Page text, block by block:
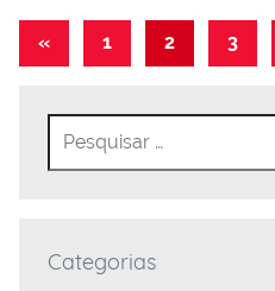
Navegação
posts
«Post
1 2 3
Categorias